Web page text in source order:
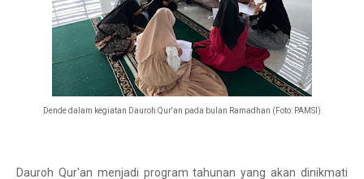
Dende dalam kegiatan Dauroh Qur'an pada bulan Ramadhan (Foto: PAMSI)
Dauroh Qur'an menjadi program tahunan yang akan dinikmati